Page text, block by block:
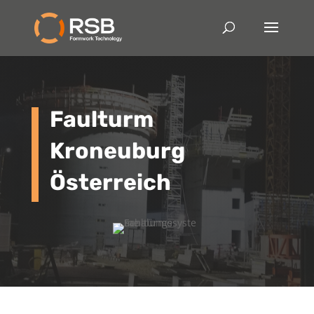
Faulturm
Kroneuburg
Österreich